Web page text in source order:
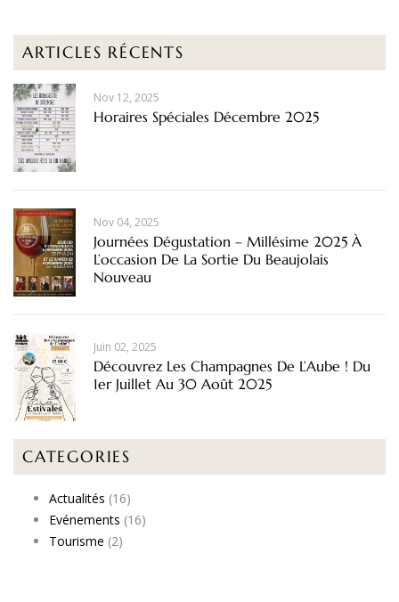
ARTICLES RÉCENTS
Nov 12, 2025
Horaires Spéciales Décembre 2025
Nov 04, 2025
Journées Dégustation – Millésime 2025 À
L’occasion De La Sortie Du Beaujolais
Nouveau
Juin 02, 2025
Découvrez Les Champagnes De L’Aube ! Du
1er Juillet Au 30 Août 2025
CATEGORIES
Actualités (16)
Evénements (16)
Tourisme (2)